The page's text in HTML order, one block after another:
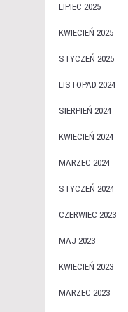
LIPIEC 2025
KWIECIEŃ 2025
STYCZEŃ 2025
LISTOPAD 2024
SIERPIEŃ 2024
KWIECIEŃ 2024
MARZEC 2024
STYCZEŃ 2024
CZERWIEC 2023
MAJ 2023
KWIECIEŃ 2023
MARZEC 2023